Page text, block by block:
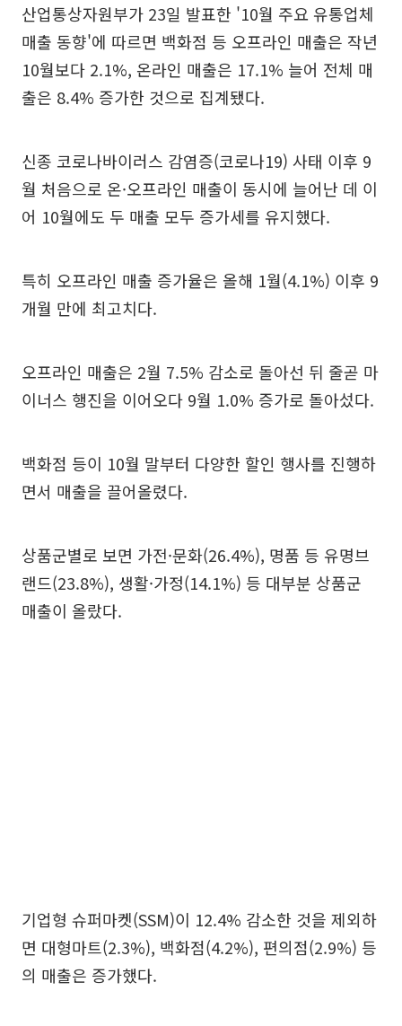
산업통상자원부가 23일 발표한 '10월 주요 유통업체
매출 동향'에 따르면 백화점 등 오프라인 매출은 작년
10월보다 2.1%, 온라인 매출은 17.1% 늘어 전체 매
출은 8.4% 증가한 것으로 집계됐다.
신종 코로나바이러스 감염증(코로나19) 사태 이후 9
월 처음으로 온·오프라인 매출이 동시에 늘어난 데 이
어 10월에도 두 매출 모두 증가세를 유지했다.
특히 오프라인 매출 증가율은 올해 1월(4.1%) 이후 9
개월 만에 최고치다.
오프라인 매출은 2월 7.5% 감소로 돌아선 뒤 줄곧 마
이너스 행진을 이어오다 9월 1.0% 증가로 돌아섰다.
백화점 등이 10월 말부터 다양한 할인 행사를 진행하
면서 매출을 끌어올렸다.
상품군별로 보면 가전·문화(26.4%), 명품 등 유명브
랜드(23.8%), 생활·가정(14.1%) 등 대부분 상품군
매출이 올랐다.
기업형 슈퍼마켓(SSM)이 12.4% 감소한 것을 제외하
면 대형마트(2.3%), 백화점(4.2%), 편의점(2.9%) 등
의 매출은 증가했다.